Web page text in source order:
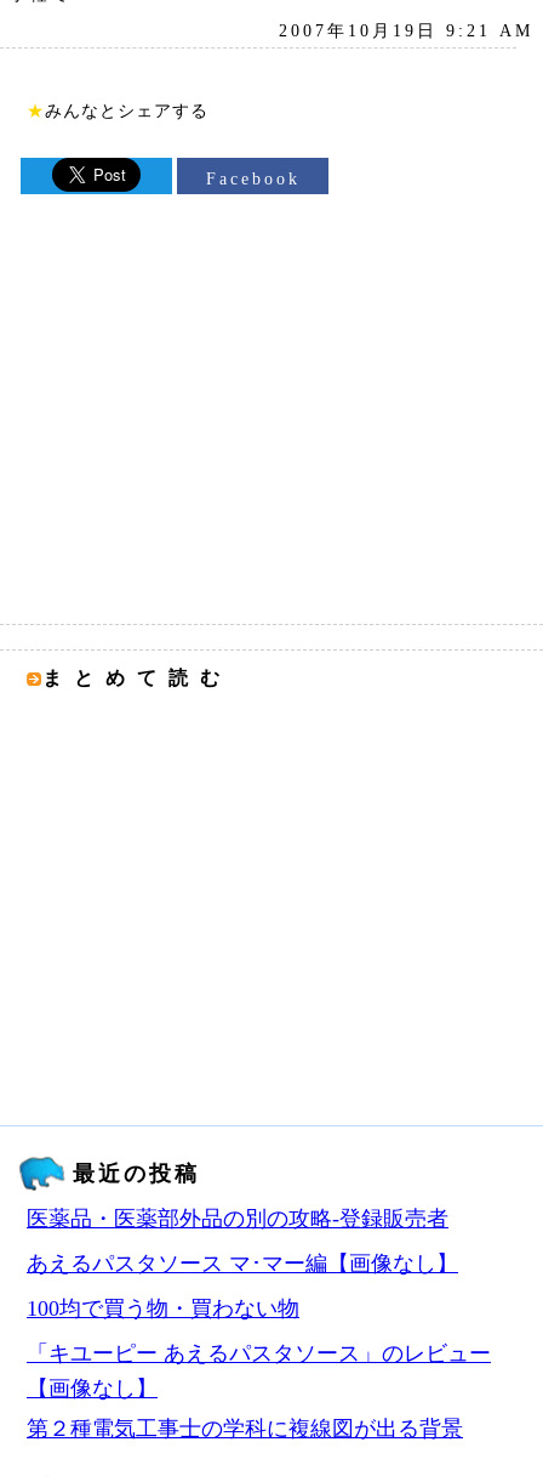
2007年10月19日 9:21 AM
★みんなとシェアする
Facebook
まとめて読む
最近の投稿
医薬品・医薬部外品の別の攻略‐登録販売者
あえるパスタソース マ･マー編【画像なし】
100均で買う物・買わない物
「キユーピー あえるパスタソース」のレビュー
【画像なし】
第２種電気工事士の学科に複線図が出る背景